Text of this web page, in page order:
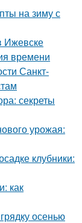
на зиму с
Ижевске
времени
Санкт-
секреты
урожая:
клубники:
как
осенью